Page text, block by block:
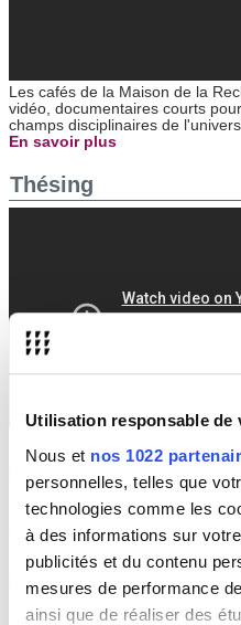
Utilisation responsable de
Nous et nos 1022
personnelles, telles que
technologies comme les
à des informations sur
publicités et du contenu
mesures de performance
ainsi que de réaliser des
Les cafés de la Maison de la
vidéo, documentaires courts
champs disciplinaires de
En savoir plus
Thésing
Une playlist pour découvrir nos
de recherche
Assises de la
Les Assises de la Recherche
du mercredi 22 au jeudi 23
Se parler, s'inventer, créer !